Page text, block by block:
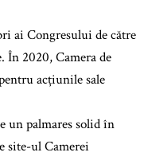
ai Congresului de către
În 2020, Camera de
acțiunile sale
un palmares solid în
site-ul Camerei